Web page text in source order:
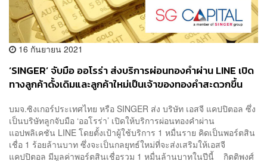
16 กันยายน 2021
‘SINGER’ จับมือ ออโรร่า ส่งบริการผ่อนทองคำผ่าน LINE เปิด
ทางลูกค้าดั้งเดิมและลูกค้าใหม่เป็นเจ้าของทองคำสะดวกขึ้น
บมจ.ซิงเกอร์ประเทศไทย หรือ SINGER ส่ง บริษัท เอสจี แคปปิตอล ซึ่ง
เป็นบริษัทลูกจับมือ ‘ออโรร่า’ เปิดให้บริการผ่อนทองคำผ่าน
แอปพลิเคชัน LINE โดยตั้งเป้าผู้ใช้บริการ 1 หมื่นราย คิดเป็นพอร์ตสิน
เชื่อ 1 ร้อยล้านบาท ซึ่งจะเป็นกลยุทธ์ใหม่ที่จะส่งเสริมให้เอสจี
แคปปิตอล มีมูลค่าพอร์ตสินเชื่อรวม 1 หมื่นล้านบาทในปีนี้ กิตติพงศ์